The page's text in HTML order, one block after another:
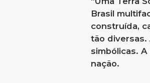
Brasil
construída,
tão diversas.
simbólicas.
nação.